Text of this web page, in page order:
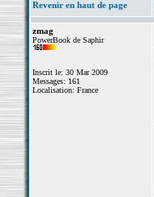
Revenir en haut de page
zmag
PowerBook de Saphir
Inscrit le: 30 Mar 2009
Messages: 161
Localisation: France